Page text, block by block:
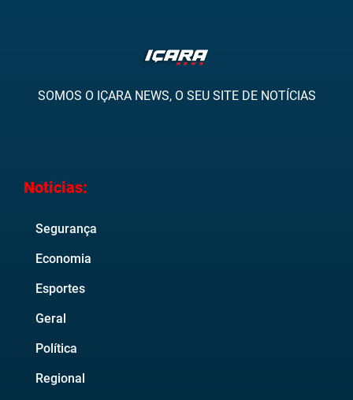
SOMOS O IÇARA NEWS, O SEU SITE DE NOTÍCIAS
Noticias:
Segurança
Economia
Esportes
Geral
Política
Regional